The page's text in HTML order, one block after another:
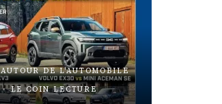
AUTOUR DE L'AUTOMOBILE
LE COIN LECTURE